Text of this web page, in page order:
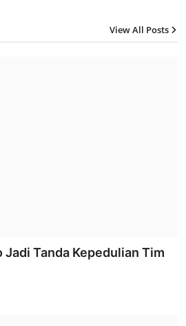
View All Posts
Jadi Tanda Kepedulian Tim